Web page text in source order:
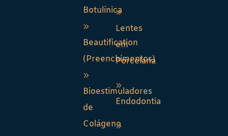
Botulínica
Beautification
(Preenchimentos)
Bioestimuladores
de
Colágeno
Lentes
em
Porcelana
Endodontia